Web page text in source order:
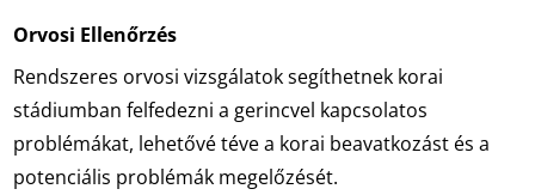
Orvosi Ellenőrzés
Rendszeres orvosi vizsgálatok segíthetnek korai
stádiumban felfedezni a gerincvel kapcsolatos
problémákat, lehetővé téve a korai beavatkozást és a
potenciális problémák megelőzését.